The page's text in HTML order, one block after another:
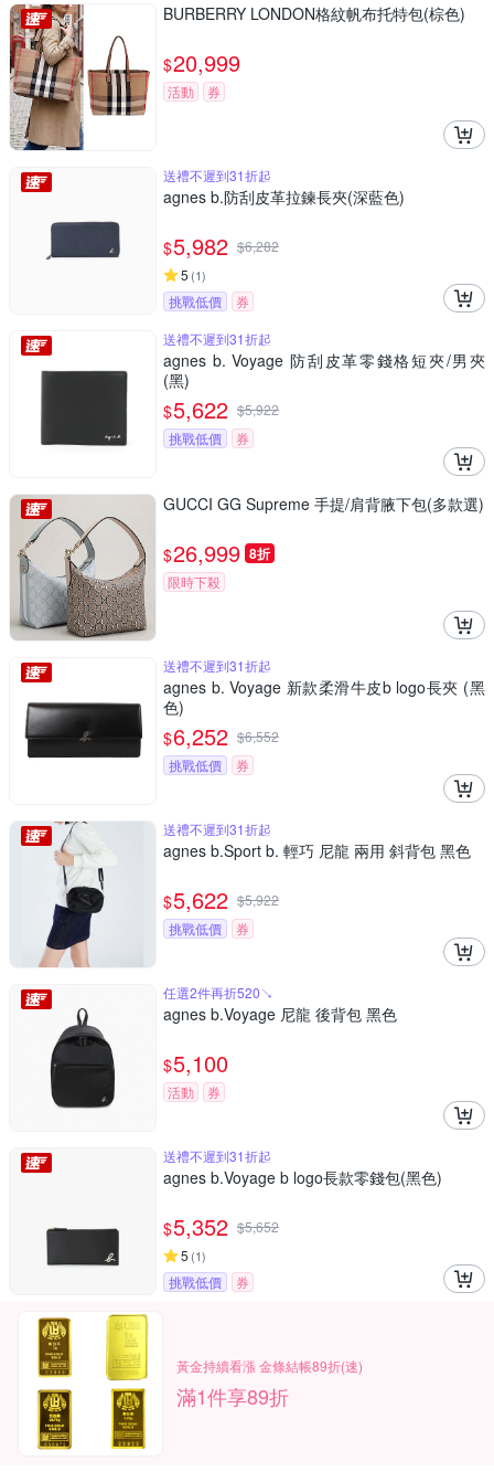
BURBERRY LONDON格紋帆布托特包(棕色)
$20,999
活動 券
送禮不遲到31折起
agnes b.防刮皮革拉鍊長夾(深藍色)
$5,982 $6,282
5 (1)
挑戰低價
券
送禮不遲到31折起
agnes b. Voyage 防刮皮革零錢格短夾/男夾
(黑)
$5,622 $5,922
挑戰低價
券
GUCCI GG Supreme 手提/肩背腋下包(多款選)
$26,999 8折
限時下殺
送禮不遲到31折起
agnes b. Voyage 新款柔滑牛皮b logo長夾 (黑
色)
$6,252 $6,552
挑戰低價
券
送禮不遲到31折起
agnes b.Sport b. 輕巧 尼龍 兩用 斜背包 黑色
$5,622 $5,922
挑戰低價
券
任選2件再折520↘
agnes b.Voyage 尼龍 後背包 黑色
$5,100
活動 券
送禮不遲到31折起
agnes b.Voyage b logo長款零錢包(黑色)
$5,352 $5,652
5 (1)
挑戰低價 券
黃金持續看漲 金條結帳89折(速)
滿1件享89折